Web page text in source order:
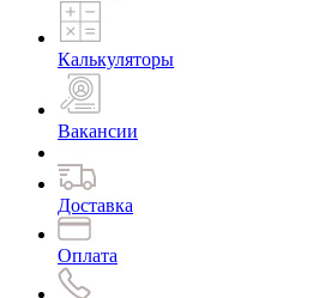
Калькуляторы
Вакансии
Доставка
Оплата